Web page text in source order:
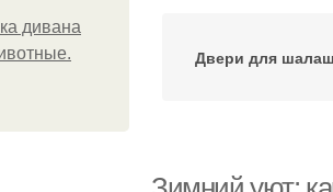
дивана
Двери для